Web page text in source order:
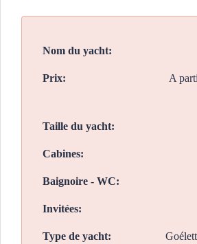
Nom du yacht:
Prix: A
Taille du yacht:
Cabines:
Baignoire - WC:
Invitées:
Type de yacht: